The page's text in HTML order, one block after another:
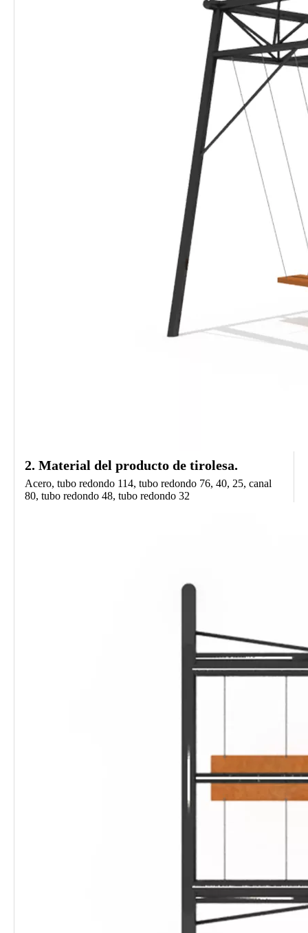
2. Material del producto de tirolesa.
Acero, tubo redondo 114, tubo redondo 76, 40, 25, canal
80, tubo redondo 48, tubo redondo 32